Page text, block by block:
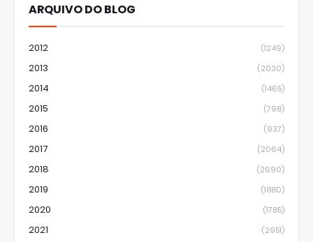
ARQUIVO DO BLOG
2012 (1249)
2013 (2030)
2014 (1465)
2015 (798)
2016 (937)
2017 (2064)
2018 (2690)
2019 (1880)
2020 (1785)
2021 (2951)